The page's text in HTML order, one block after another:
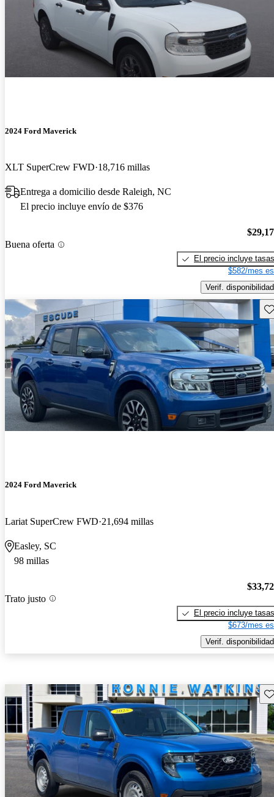
2024 Ford Maverick
XLT SuperCrew FWD 18,716 millas
Entrega a domicilio desde Raleigh, NC
El precio incluye envío de $376
Buena oferta
El precio incluye tasas
$582/mes
Verif. disponibilidad
2024 Ford Maverick
Lariat SuperCrew FWD 21,694 millas
Easley, SC
98 millas
Trato justo
El precio incluye tasas
$673/mes
Verif. disponibilidad